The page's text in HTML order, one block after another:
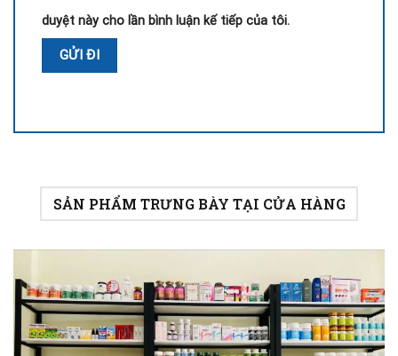
duyệt này cho lần bình luận kế tiếp của tôi.
SẢN PHẨM TRƯNG BÀY TẠI CỬA HÀNG